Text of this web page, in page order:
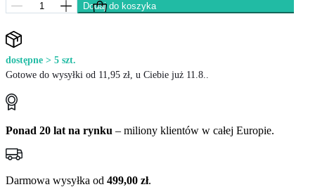
Dodaj do koszyka
dostępne > 5 szt.
Gotowe do wysyłki od 11,95 zł, u Ciebie już 11.8..
Ponad 20 lat na rynku – miliony klientów w całej Europie.
Darmowa wysyłka od 499,00 zł.